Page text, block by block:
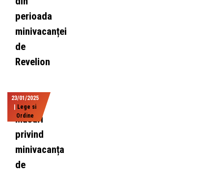
perioada
minivacanței
de
Revelion
23/01/2025
Lege si
Ordine
Măsuri
privind
minivacanța
de